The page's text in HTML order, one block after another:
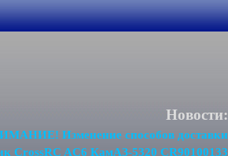
Новости:
Изменение способов доставки
AC6 КамАЗ-5320 CR90100133